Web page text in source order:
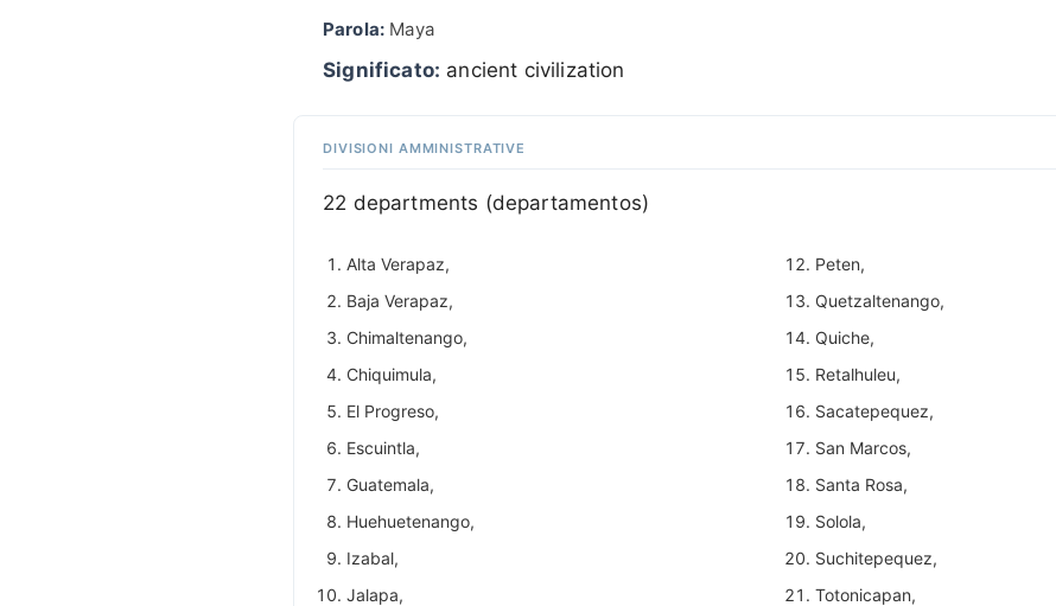
Parola: Maya
Significato: ancient civilization
DIVISIONI AMMINISTRATIVE
22 departments (departamentos)
Alta Verapaz,
Baja Verapaz,
Chimaltenango,
Chiquimula,
El Progreso,
Escuintla,
Guatemala,
Huehuetenango,
Izabal,
Jalapa,
Peten,
Quetzaltenango,
Quiche,
Retalhuleu,
Sacatepequez,
San Marcos,
Santa Rosa,
Solola,
Suchitepequez,
Totonicapan,